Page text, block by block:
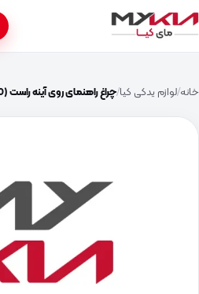
خانه لوازم یدکی کیا چراغ راهنمای روی آینه راست (876242T000)